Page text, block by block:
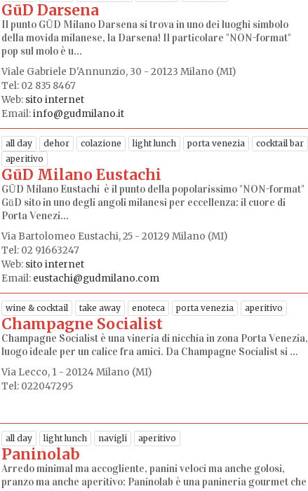
GūD Darsena
Il punto GŪD Milano Darsena si trova in uno dei luoghi simbolo
della movida milanese, la Darsena! Il particolare "NON-format"
pop sul molo è u...
Viale Gabriele D'Annunzio, 30 - 20123 Milano (MI)
Tel: 02 835 8467
Web: sito internet
Email:info@gudmilano.it
all day dehor colazione light lunch porta venezia
cocktail bar
aperitivo
GūD Milano Eustachi
GŪD Milano Eustachi è il punto della popolarissimo "NON-format"
GūD sito in uno degli angoli milanesi per eccellenza: il cuore di
Porta Venezi...
Via Bartolomeo Eustachi, 25 - 20129 Milano (MI)
Tel: 02 91663247
Web: sito internet
Email: eustachi@gudmilano.com
wine & cocktail take away enoteca porta venezia aperitivo
Champagne Socialist
Champagne Socialist è una vineria di nicchia in zona Porta Venezia,
luogo ideale per un calice fra amici. Da Champagne Socialist si ...
Via Lecco, 1 - 20124 Milano (MI)
Tel: 022047295
all day light lunch navigli aperitivo
Paninolab
Arredo minimal ma accogliente, panini veloci ma anche golosi,
pranzo ma anche aperitivo: Paninolab è una panineria gourmet che